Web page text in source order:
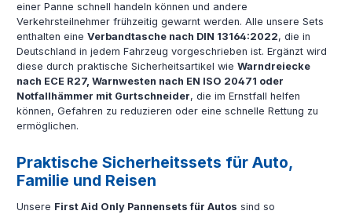
einer Panne schnell handeln können und andere
Verkehrsteilnehmer frühzeitig gewarnt werden. Alle unsere Sets
enthalten eine Verbandtasche nach DIN 13164:2022, die in
Deutschland in jedem Fahrzeug vorgeschrieben ist. Ergänzt wird
diese durch praktische Sicherheitsartikel wie Warndreiecke
nach ECE R27, Warnwesten nach EN ISO 20471 oder
Notfallhämmer mit Gurtschneider, die im Ernstfall helfen
können, Gefahren zu reduzieren oder eine schnelle Rettung zu
ermöglichen.
Praktische Sicherheitssets für Auto,
Familie und Reisen
Unsere First Aid Only Pannensets für Autos sind so